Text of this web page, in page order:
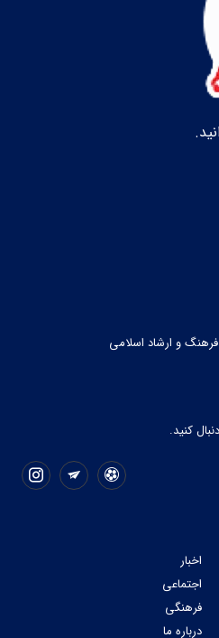
و ارشاد اسلامی
کنید.
اخبار
اجتماعی
فرهنگی
درباره ما